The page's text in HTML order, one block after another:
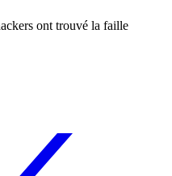
ont trouvé la faille